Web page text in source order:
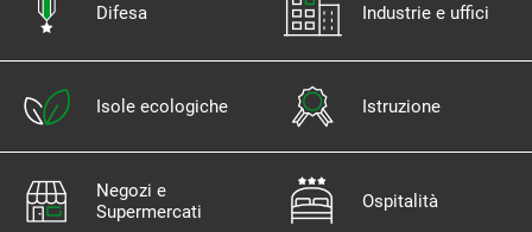
Difesa Industrie e uffici
Isole ecologiche Istruzione
Negozi e
Supermercati
Ospitalità